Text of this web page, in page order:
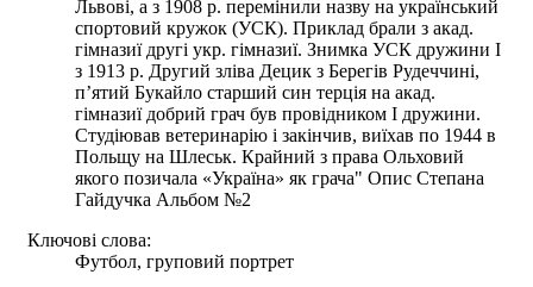
Львові, а з 1908 р. перемінили назву на український
спортовий кружок (УСК). Приклад брали з акад.
гімназиї другі укр. гімназиї. Знимка УСК дружини І
з 1913 р. Другий зліва Децик з Берегів Рудеччині,
п’ятий Букайло старший син терція на акад.
гімназиї добрий грач був провідником І дружини.
Студіював ветеринарію і закінчив, виїхав по 1944 в
Польщу на Шлеськ. Крайний з права Ольховий
якого позичала «Україна» як грача" Опис Степана
Гайдучка Альбом №2
Ключові слова:
Футбол, груповий портрет